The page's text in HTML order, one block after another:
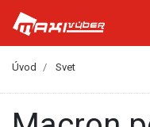
Úvod Svet